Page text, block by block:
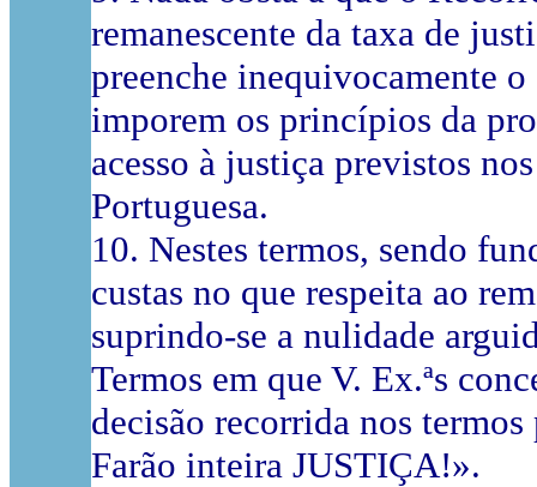
remanescente da taxa de
preenche inequivocamente
imporem os princípios da
acesso à justiça previstos
Portuguesa.
10. Nestes termos, sendo
custas no que respeita ao
suprindo-se a nulidade
Termos em que V. Ex.ªs
decisão recorrida nos termos
Farão inteira JUSTIÇA!».